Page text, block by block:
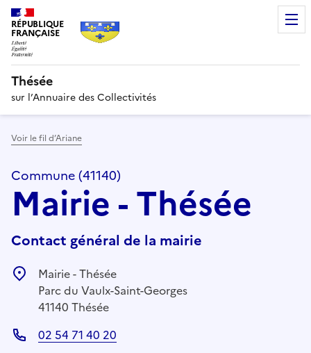
RÉPUBLIQUE
FRANÇAISE
Thésée
sur l’Annuaire des Collectivités
Voir le fil d’Ariane
Commune (41140)
Mairie - Thésée
Contact général de la mairie
Mairie - Thésée
Parc du Vaulx-Saint-Georges
41140 Thésée
02 54 71 40 20